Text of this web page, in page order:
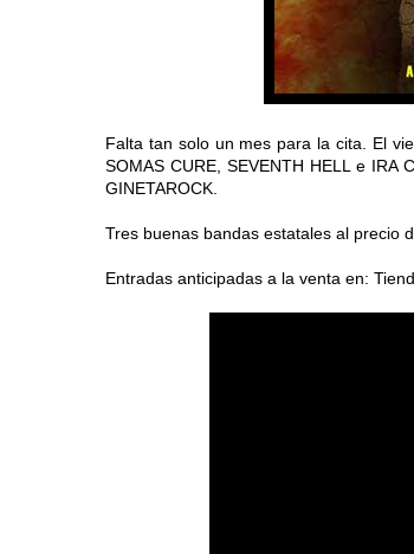
Falta tan solo un mes para la cita. El
SOMAS CURE, SEVENTH HELL e
GINETAROCK.
Tres buenas bandas estatales al precio
Entradas anticipadas a la venta en: